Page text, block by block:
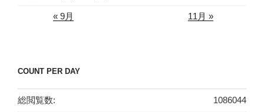
« 9月 11月 »
COUNT PER DAY
1086044
総閲覧数: